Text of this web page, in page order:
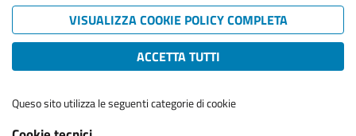
VISUALIZZA COOKIE POLICY COMPLETA
ACCETTA TUTTI
Queso sito utilizza le seguenti categorie di cookie